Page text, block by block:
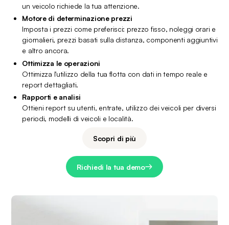
un veicolo richiede la tua attenzione.
Motore di determinazione prezzi
Imposta i prezzi come preferisci: prezzo fisso, noleggi orari e
giornalieri, prezzi basati sulla distanza, componenti aggiuntivi
e altro ancora.
Ottimizza le operazioni
Ottimizza l'utilizzo della tua flotta con dati in tempo reale e
report dettagliati.
Rapporti e analisi
Ottieni report su utenti, entrate, utilizzo dei veicoli per diversi
periodi, modelli di veicoli e località.
Scopri di più
Richiedi la tua demo